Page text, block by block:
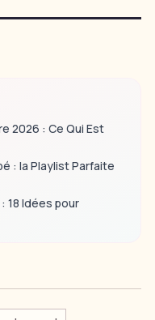
2026 : Ce Qui Est
: la Playlist Parfaite
18 Idées pour